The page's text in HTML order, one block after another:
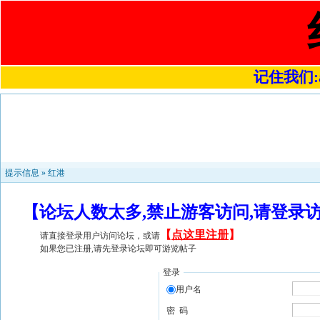
记住我们
提示信息 » 红港
【论坛人数太多,禁止游客访问,请登
请直接登录用户访问论坛，或请 【 点这里注册】
如果您已注册,请先登录论坛即可游览帖子
登录
用户名
密 码